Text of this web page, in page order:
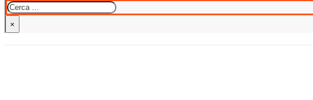
Cerca
×